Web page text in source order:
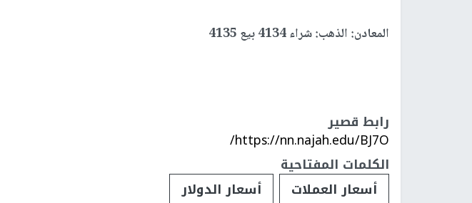
المعادن: الذهب: شراء 4134 بيع 4135
رابط قصير
https://nn.najah.edu/BJ7O/
الكلمات المفتاحية
أسعار العملات
أسعار الدولار